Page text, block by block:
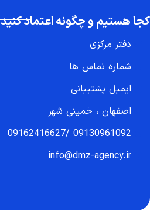
کجا هستیم و چگونه اعتماد کنید
دفتر مرکزی
شماره تماس ها
ایمیل پشتیبانی
اصفهان ، خمینی شهر
09130961092 /09162416627
info@dmz-agency.ir